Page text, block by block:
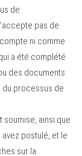
de
pas de
ni comme
a été complété
des documents
du processus de
soumise, ainsi que
postulé, et le
sur la